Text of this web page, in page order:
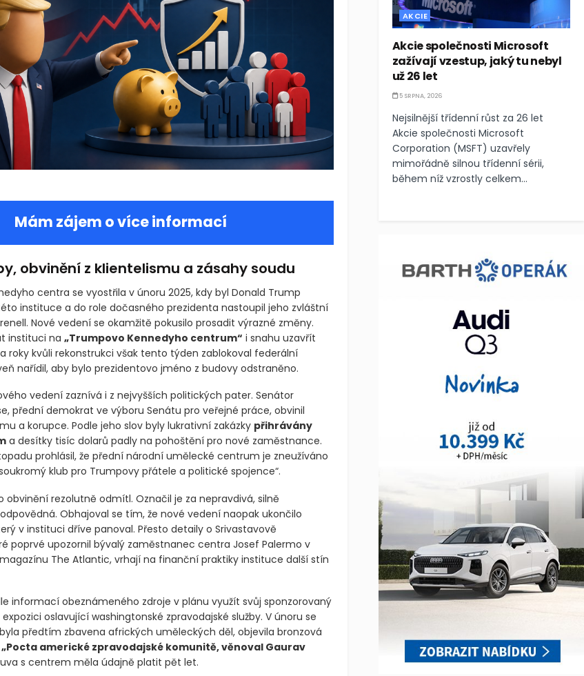
Mám zájem o více informací
obvinění z klientelismu a zásahy soudu
centra se vyostřila v únoru 2025, kdy byl Donald Trump
instituce a do role dočasného prezidenta nastoupil jeho zvláštní
Nové vedení se okamžitě pokusilo prosadit výrazné změny.
instituci na „Trumpovo Kennedyho centrum“ i snahu uzavřít
roky kvůli rekonstrukci však tento týden zablokoval federální
nařídil, aby bylo prezidentovo jméno z budovy odstraněno.
vedení zaznívá i z nejvyšších politických pater. Senátor
přední demokrat ve výboru Senátu pro veřejné práce, obvinil
a korupce. Podle jeho slov byly lukrativní zakázky přihrávány
a desítky tisíc dolarů padly na pohoštění pro nové zaměstnance.
prohlásil, že přední národní umělecké centrum je zneužíváno
klub pro Trumpovy přátele a politické spojence“.
obvinění rezolutně odmítl. Označil je za nepravdivá, silně
Obhajoval se tím, že nové vedení naopak ukončilo
v instituci dříve panoval. Přesto detaily o Srivastavově
poprvé upozornil bývalý zaměstnanec centra Josef Palermo v
The Atlantic, vrhají na finanční praktiky instituce další stín
informací obeznámeného zdroje v plánu využít svůj sponzorovaný
oslavující washingtonské zpravodajské služby. V únoru se
předtím zbavena afrických uměleckých děl, objevila bronzová
„Pocta americké zpravodajské komunitě, věnoval Gaurav
s centrem měla údajně platit pět let.
AKCIE
Akcie společnosti Microsoft
zažívají vzestup, jaký tu nebyl
už 26 let
5 SRPNA, 2026
Nejsilnější třídenní růst za 26 let
Akcie společnosti Microsoft
Corporation (MSFT) uzavřely
mimořádně silnou třídenní sérii,
během níž vzrostly celkem...